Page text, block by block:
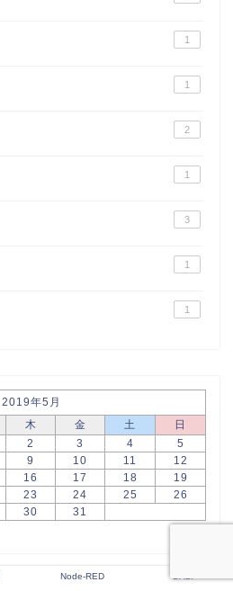
1
1
2
1
3
1
1
2019年5月
木 金 土
日
2 3 4
5
9 10 11
12
16 17 18
19
23 24 25
26
30 31
Node-RED